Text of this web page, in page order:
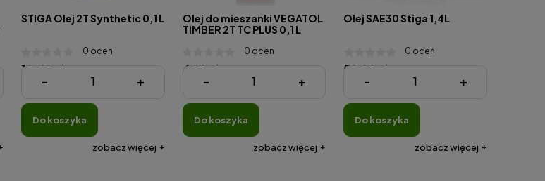
STIGA Olej 2T Synthetic 0,1 L
0 ocen
12,50 zł
( 1 Litr = 125,00 zł )
- +
do koszyka
zobacz więcej
Olej do mieszanki VEGATOL
TIMBER 2T TC PLUS 0,1 L
0 ocen
4,10 zł
- +
do koszyka
zobacz więcej
Olej SAE30 Stiga 1,4L
0 ocen
59,90 zł
- +
do koszyka
zobacz więcej